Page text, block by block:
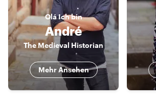
OláIch bin
André
The Medieval Historian
Mehr Ansehen